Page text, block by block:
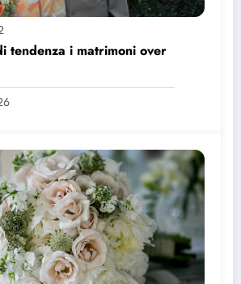
tendenza i matrimoni over